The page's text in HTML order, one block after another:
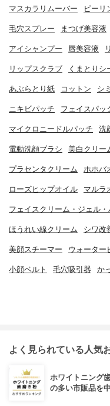
マスカラリムーバー ピーリ
毛穴スプレー まつげ美容液
アイシャンプー 唇美容液
リップスクラブ くまとりシ
あぶらとり紙 コットン シ
ニキビパッチ フェイスパッ
マイクロニードルパッチ 洗
電動洗顔ブラシ 美白クリー
プラセンタクリーム ホホバ
ローズヒップオイル マルラ
フェイスクリーム・ジェル・
ほうれい線クリーム シワ改
美顔スチーマー ウォーター
小顔ベルト 毛穴吸引器 か
よく見られている人気
ホワイトニング
の多い市販品を